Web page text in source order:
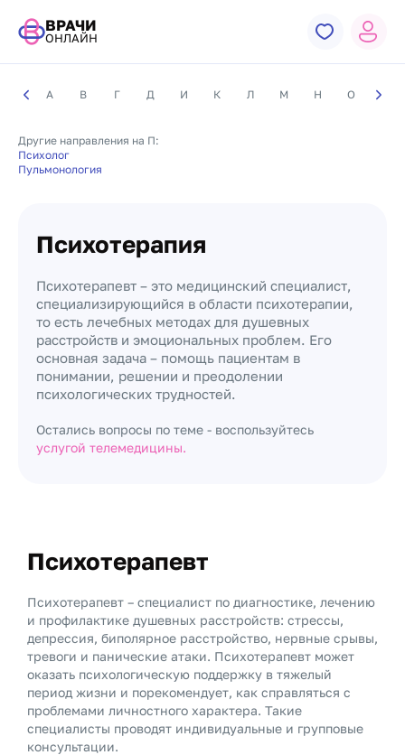
ВРАЧИ
ОНЛАЙН
А В Г Д И К Л М Н О П
Другие направления на П:
Психолог
Пульмонология
Психотерапия
Психотерапевт – это медицинский специалист,
специализирующийся в области психотерапии,
то есть лечебных методах для душевных
расстройств и эмоциональных проблем. Его
основная задача – помощь пациентам в
понимании, решении и преодолении
психологических трудностей.
Остались вопросы по теме - воспользуйтесь
услугой телемедицины.
Психотерапевт
Психотерапевт – специалист по диагностике, лечению
и профилактике душевных расстройств: стрессы,
депрессия, биполярное расстройство, нервные срывы,
тревоги и панические атаки. Психотерапевт может
оказать психологическую поддержку в тяжелый
период жизни и порекомендует, как справляться с
проблемами личностного характера. Такие
специалисты проводят индивидуальные и групповые
консультации.